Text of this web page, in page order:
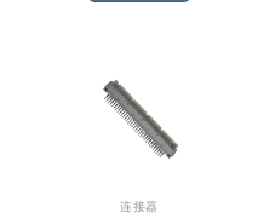
连接器